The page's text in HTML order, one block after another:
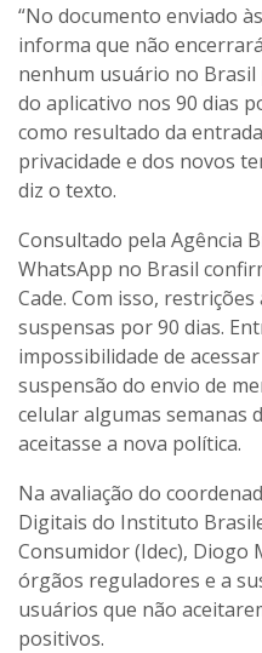
“No documento enviado
informa que não
nenhum usuário no Brasil
do aplicativo nos 90 dias
como resultado da
privacidade e dos novos
diz o texto.
Consultado pela Agência
WhatsApp no Brasil
Cade. Com isso,
suspensas por 90 dias.
impossibilidade de
suspensão do envio de
celular algumas semanas
aceitasse a nova política.
Na avaliação do
Digitais do Instituto
Consumidor (Idec), Diogo
órgãos reguladores e a
usuários que não
positivos.